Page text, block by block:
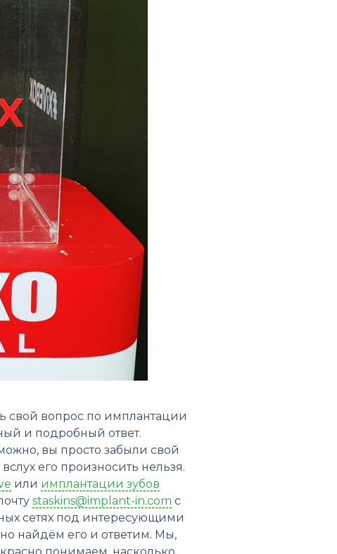
свой вопрос по имплантации
и подробный ответ.
вы просто забыли свой
его произносить нельзя.
или имплантации зубов
staskins@implant-in.com с
сетях под интересующими
найдём его и ответим. Мы,